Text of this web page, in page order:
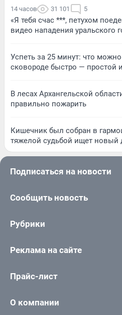
14 часов 31 101 5
«Я тебя счас ***, петухом
видео нападения уральского
Успеть за 25 минут: что
сковороде быстро — простой
В лесах Архангельской
правильно пожарить
Кишечник был собран в
тяжелой судьбой ищет новый
Подписаться на новости
Сообщить новость
Рубрики
Реклама на сайте
Прайс-лист
О компании